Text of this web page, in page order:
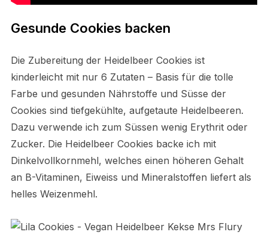
Gesunde Cookies backen
Die Zubereitung der Heidelbeer Cookies ist
kinderleicht mit nur 6 Zutaten – Basis für die tolle
Farbe und gesunden Nährstoffe und Süsse der
Cookies sind tiefgekühlte, aufgetaute Heidelbeeren.
Dazu verwende ich zum Süssen wenig Erythrit oder
Zucker. Die Heidelbeer Cookies backe ich mit
Dinkelvollkornmehl, welches einen höheren Gehalt
an B-Vitaminen, Eiweiss und Mineralstoffen liefert als
helles Weizenmehl.